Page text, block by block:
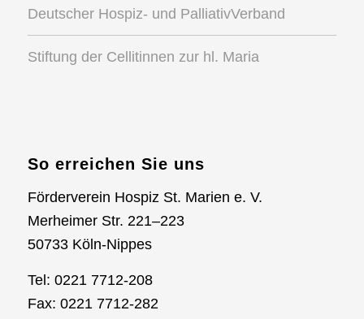
Deutscher Hospiz- und PalliativVerband
Stiftung der Cellitinnen zur hl. Maria
So erreichen Sie uns
Förderverein Hospiz St. Marien e. V.
Merheimer Str. 221–223
50733 Köln-Nippes
Tel: 0221 7712-208
Fax: 0221 7712-282